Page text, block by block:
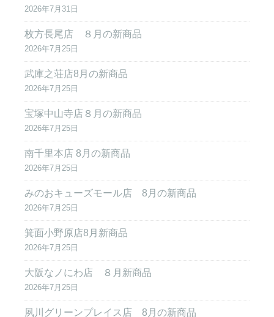
2026年7月31日
枚方長尾店 ８月の新商品
2026年7月25日
武庫之荘店8月の新商品
2026年7月25日
宝塚中山寺店８月の新商品
2026年7月25日
南千里本店 8月の新商品
2026年7月25日
みのおキューズモール店 8月の新商品
2026年7月25日
箕面小野原店8月新商品
2026年7月25日
大阪なノにわ店 ８月新商品
2026年7月25日
夙川グリーンプレイス店 8月の新商品